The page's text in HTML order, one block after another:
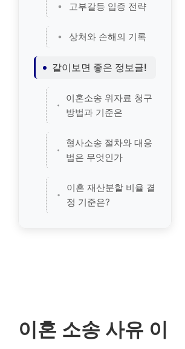
고부갈등 입증 전략
상처와 손해의 기록
같이보면 좋은 정보글!
이혼소송 위자료 청구
방법과 기준은
형사소송 절차와 대응
법은 무엇인가
이혼 재산분할 비율 결
정 기준은?
이혼 소송 사유 이